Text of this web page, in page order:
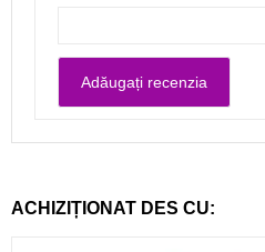
ACHIZIȚIONAT DES CU: